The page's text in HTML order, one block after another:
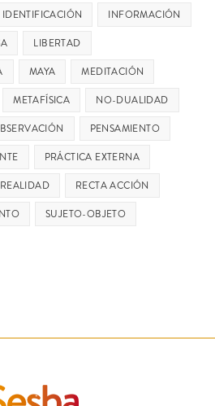
IDENTIFICACIÓN
INFORMACIÓN
LIBERTAD
MAYA
MEDITACIÓN
METAFÍSICA
NO-DUALIDAD
PENSAMIENTO
PRÁCTICA EXTERNA
REALIDAD
RECTA ACCIÓN
SUJETO-OBJETO